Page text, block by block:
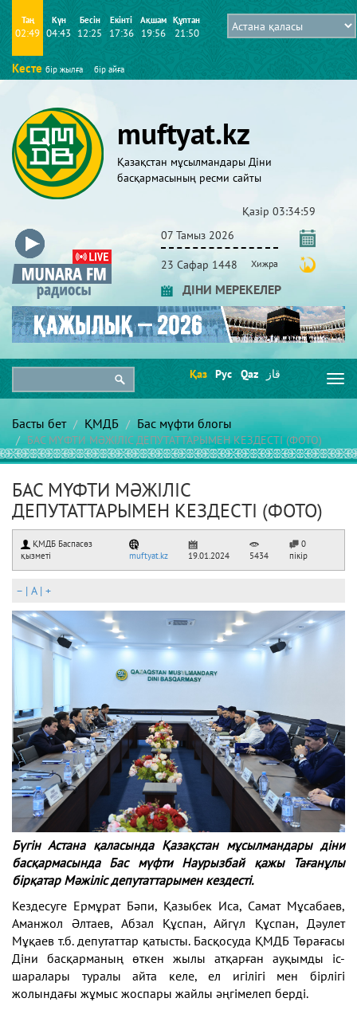
Таң
02:49
Күн
04:43
Бесін
12:25
Екінті
17:36
Ақшам
19:56
Құптан
21:50
Кесте бір жылға бір айға
muftyat.kz
Қазақстан мұсылмандары Діни
басқармасының ресми сайты
Қазір 03:35:01
07 Тамыз 2026
23 Сафар 1448 Хижра
ДІНИ МЕРЕКЕЛЕР
Қаз Рус Qaz قاز
Басты бет ҚМДБ Бас мүфти блогы
БАС МҮФТИ МӘЖІЛІС ДЕПУТАТТАРЫМЕН КЕЗДЕСТІ (ФОТО)
БАС МҮФТИ МӘЖІЛІС
ДЕПУТАТТАРЫМЕН КЕЗДЕСТІ (ФОТО)
ҚМДБ Баспасөз
қызметі
muftyat.kz 19.01.2024 5434
0
пікір
– | A| +
Бүгін Астана қаласында Қазақстан мұсылмандары діни
басқармасында Бас мүфти Наурызбай қажы Тағанұлы
бірқатар Мәжіліс депутаттарымен кездесті.
Кездесуге Ермұрат Бәпи, Қазыбек Иса, Самат Мұсабаев,
Аманжол Әлтаев, Абзал Құспан, Айгүл Құспан, Дәулет
Мұқаев т.б. депутаттар қатысты. Басқосуда ҚМДБ Төрағасы
Діни басқарманың өткен жылы атқарған ауқымды іс-
шаралары туралы айта келе, ел игілігі мен бірлігі
жолындағы жұмыс жоспары жайлы әңгімелеп берді.